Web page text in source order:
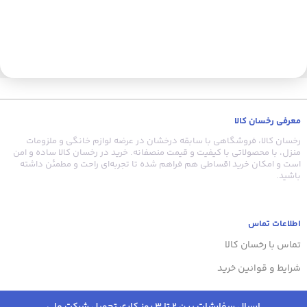
معرفی رخسان کالا
رخسان کالا، فروشگاهی با سابقه درخشان در عرضه لوازم خانگی و ملزومات
منزل، با محصولاتی با کیفیت و قیمت منصفانه. خرید در رخسان کالا ساده و امن
است و امکان خرید اقساطی هم فراهم شده تا تجربه‌ای راحت و مطمئن داشته
باشید.
اطلاعات تماس
تماس با رخسان کالا
شرایط و قوانین خرید